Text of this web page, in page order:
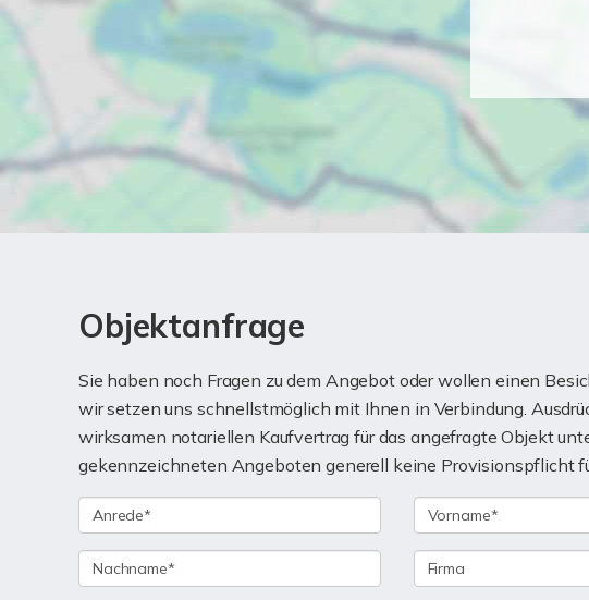
Objektanfrage
Sie haben noch Fragen zu dem Angebot oder wollen einen
wir setzen uns schnellstmöglich mit Ihnen in Verbindung.
wirksamen notariellen Kaufvertrag für das angefragte Objekt
gekennzeichneten Angeboten generell keine Provisionspflicht